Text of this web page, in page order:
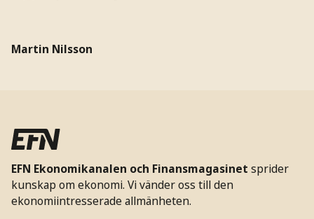
Martin Nilsson
EFN Ekonomikanalen och Finansmagasinet sprider
kunskap om ekonomi. Vi vänder oss till den
ekonomiintresserade allmänheten.